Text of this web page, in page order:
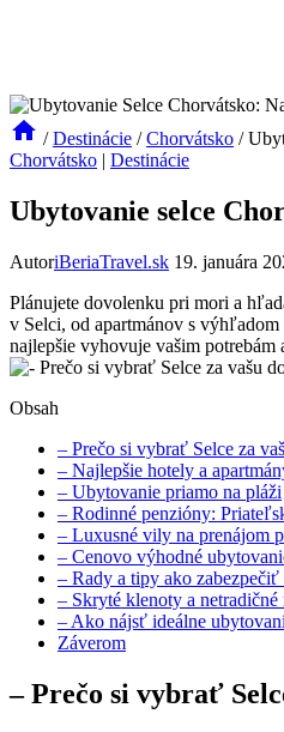
/ Destinácie / Chorvátsko /
Chorvátsko | Destinácie
Ubytovanie selce
AutoriBeriaTravel.sk 19. januára
Plánujete dovolenku pri mori a
v Selci, od apartmánov s
najlepšie vyhovuje vašim
Obsah
– Prečo si vybrať Selce za
– Najlepšie hotely a
– Ubytovanie priamo na pláži
– Rodinné penzióny:
– Luxusné vily na prenájom
– Cenovo výhodné
– Rady a tipy ako
– Skryté klenoty a
– Ako nájsť ideálne
Záverom
– Prečo si vybrať